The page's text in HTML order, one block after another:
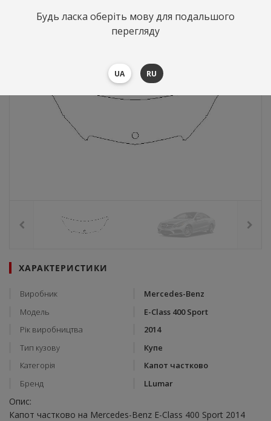
ХАРАКТЕРИСТИКИ
Виробник
Mercedes-Benz
Модель
E-Class 400 Sport
Рік виробництва
2014
Тип кузову
Купе
Категорія
Капот частково
Бренд
LLumar
Опис:
Капот частково на Mercedes-Benz E-Class 400 Sport 2014
Будь ласка оберіть мову для подальшого
перегляду
UA RU